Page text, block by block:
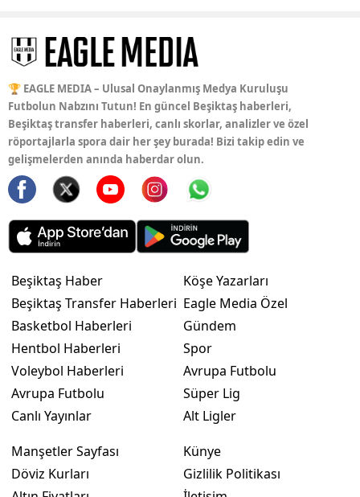
🏆 EAGLE MEDIA – Ulusal Onaylanmış Medya Kuruluşu
Futbolun Nabzını Tutun! En güncel Beşiktaş haberleri,
Beşiktaş transfer haberleri, canlı skorlar, analizler ve özel
röportajlarla spora dair her şey burada! Bizi takip edin ve
gelişmelerden anında haberdar olun.
Beşiktaş Haber
Beşiktaş Transfer Haberleri
Basketbol Haberleri
Hentbol Haberleri
Voleybol Haberleri
Avrupa Futbolu
Canlı Yayınlar
Köşe Yazarları
Eagle Media Özel
Gündem
Spor
Avrupa Futbolu
Süper Lig
Alt Ligler
Manşetler Sayfası
Döviz Kurları
Künye
Gizlilik Politikası